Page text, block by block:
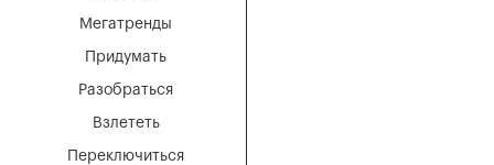
Мегатренды
Придумать
Разобраться
Взлететь
Переключиться